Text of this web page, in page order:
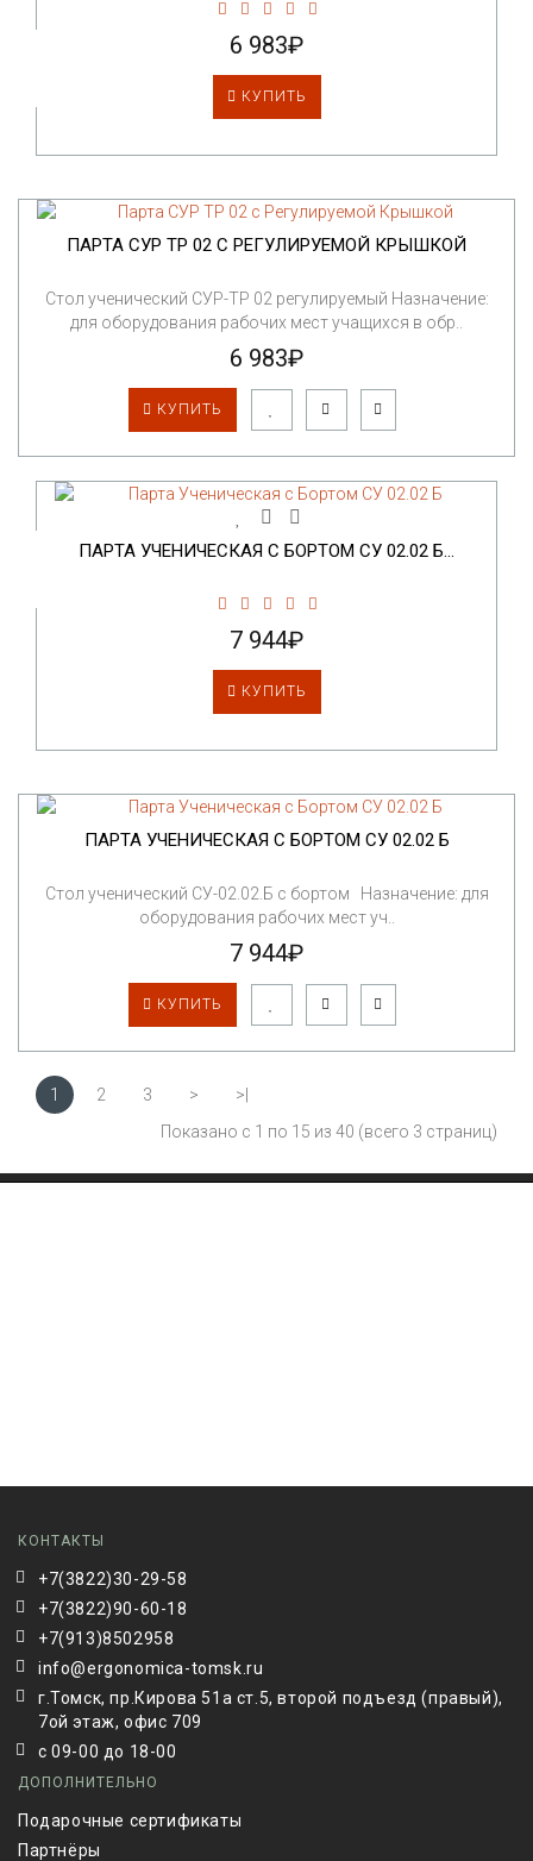
6 983₽
КУПИТЬ
ПАРТА СУР ТР 02 С РЕГУЛИРУЕМОЙ КРЫШКОЙ
Стол ученический СУР-ТР 02 регулируемый Назначение:
для оборудования рабочих мест учащихся в обр..
6 983₽
КУПИТЬ
ПАРТА УЧЕНИЧЕСКАЯ С БОРТОМ СУ 02.02 Б...
7 944₽
КУПИТЬ
ПАРТА УЧЕНИЧЕСКАЯ С БОРТОМ СУ 02.02 Б
Стол ученический СУ-02.02.Б с бортом Назначение: для
оборудования рабочих мест уч..
7 944₽
КУПИТЬ
1 2 3 >
>|
Показано с 1 по 15 из 40 (всего 3 страниц)
КОНТАКТЫ
+7(3822)30-29-58
+7(3822)90-60-18
+7(913)8502958
info@ergonomica-tomsk.ru
г.Томск, пр.Кирова 51а ст.5, второй подъезд (правый),
7ой этаж, офис 709
с 09-00 до 18-00
ДОПОЛНИТЕЛЬНО
Подарочные сертификаты
Партнёры